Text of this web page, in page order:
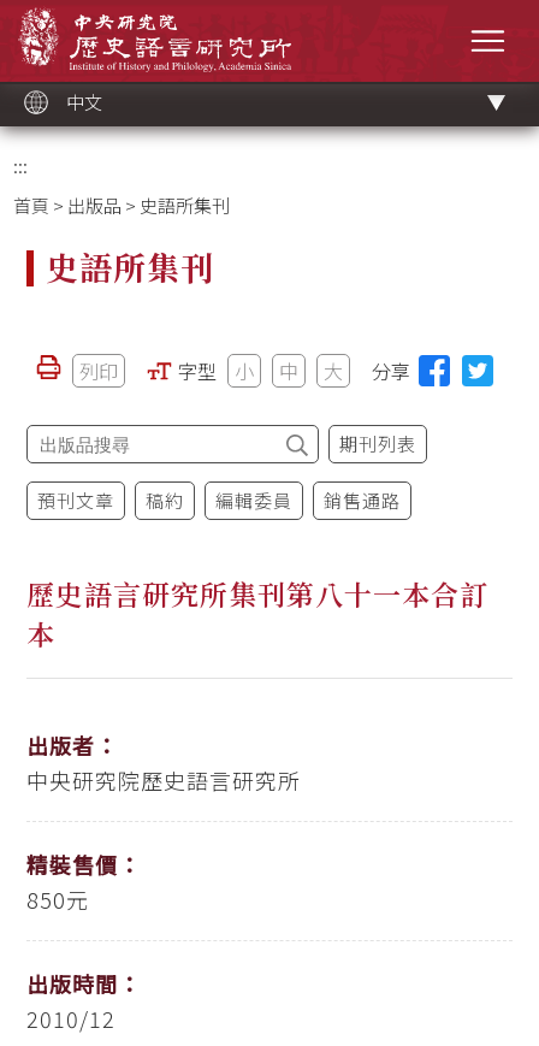
中文
:::
首頁 > 出版品 > 史語所集刊
史語所集刊
列印 字型 小 中 大 分享
期刊列表
預刊文章 稿約 編輯委員 銷售通路
歷史語言研究所集刊第八十一本合訂
本
出版者：
中央研究院歷史語言研究所
精裝售價：
850元
出版時間：
2010/12